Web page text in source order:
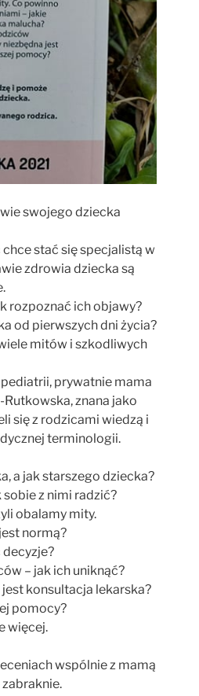
swojego dziecka
stać się specjalistą w
zdrowia dziecka są
rozpoznać ich objawy?
od pierwszych dni życia?
mitów i szkodliwych
prywatnie mama
znana jako
się z rodzicami wiedzą i
terminologii.
a jak starszego dziecka?
z nimi radzić?
obalamy mity.
normą?
decyzje?
– jak ich uniknąć?
konsultacja lekarska?
pomocy?
więcej.
wspólnie z mamą